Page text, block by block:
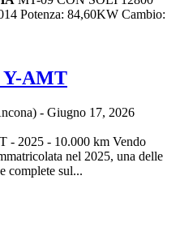
Potenza: 84,60KW Cambio:
Y-AMT
- Giugno 17, 2026
- 2025 - 10.000 km Vendo
nel 2025, una delle
complete sul...